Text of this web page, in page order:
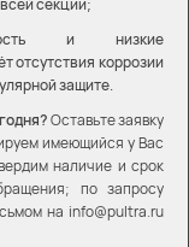
секции;
и низкие
отсутствия коррозии
защите.
Оставьте заявку
имеющийся у Вас
наличие и срок
по запросу
на info@pultra.ru